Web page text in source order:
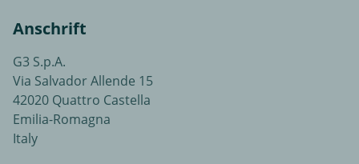
Anschrift
G3 S.p.A.
Via Salvador Allende 15
42020 Quattro Castella
Emilia-Romagna
Italy